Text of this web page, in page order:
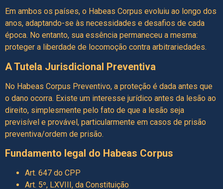
Em ambos os países, o Habeas Corpus evoluiu ao longo dos
anos, adaptando-se às necessidades e desafios de cada
época. No entanto, sua essência permaneceu a mesma:
proteger a liberdade de locomoção contra arbitrariedades.
A Tutela Jurisdicional Preventiva
No Habeas Corpus Preventivo, a proteção é dada antes que
o dano ocorra. Existe um interesse jurídico antes da lesão ao
direito, simplesmente pelo fato de que a lesão seja
previsível e provável, particularmente em casos de prisão
preventiva/ordem de prisão.
Fundamento legal do Habeas Corpus
Art. 647 do CPP
Art. 5º, LXVIII, da Constituição